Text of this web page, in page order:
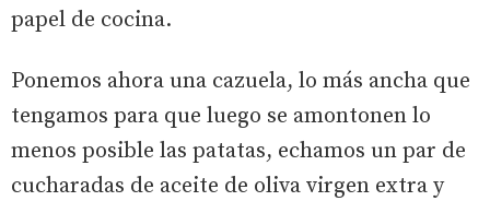
papel de cocina.
Ponemos ahora una cazuela, lo más ancha que
tengamos para que luego se amontonen lo
menos posible las patatas, echamos un par de
cucharadas de aceite de oliva virgen extra y